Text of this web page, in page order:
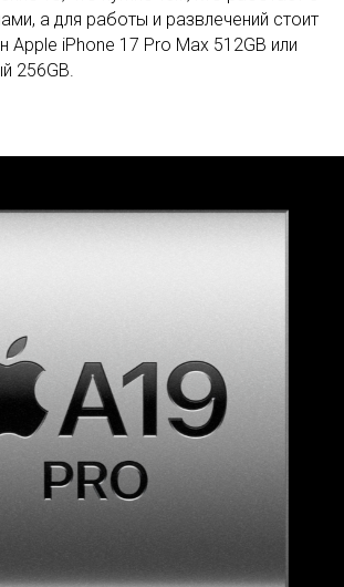
а для работы и развлечений стоит
Apple iPhone 17 Pro Max 512GB или
256GB.